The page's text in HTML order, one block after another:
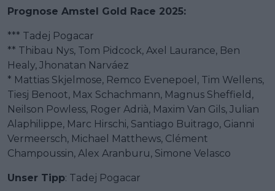
Prognose Amstel Gold Race 2025:
*** Tadej Pogacar
** Thibau Nys, Tom Pidcock, Axel Laurance, Ben
Healy, Jhonatan Narváez
* Mattias Skjelmose, Remco Evenepoel, Tim Wellens,
Tiesj Benoot, Max Schachmann, Magnus Sheffield,
Neilson Powless, Roger Adrià, Maxim Van Gils, Julian
Alaphilippe, Marc Hirschi, Santiago Buitrago, Gianni
Vermeersch, Michael Matthews, Clément
Champoussin, Alex Aranburu, Simone Velasco
Unser Tipp: Tadej Pogacar